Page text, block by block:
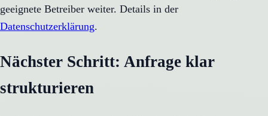
geeignete Betreiber weiter. Details in der
Datenschutzerklärung.
Nächster Schritt: Anfrage klar
strukturieren